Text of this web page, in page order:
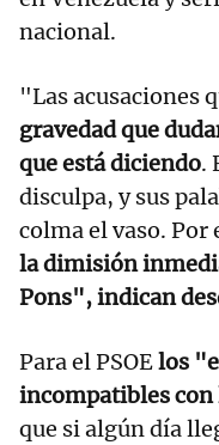
nacional.
"Las acusaciones
gravedad que
que está diciendo.
disculpa, y sus
colma el vaso. Por
la dimisión
Pons", indican
Para el PSOElos
incompatibles
que si algún día